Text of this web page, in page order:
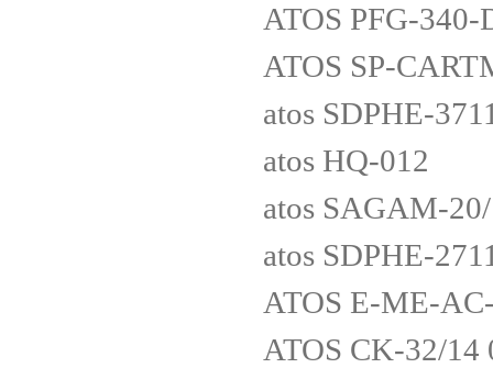
ATOS PFG-340-
ATOS SP-
atos SDPHE-
atos HQ-012
atos SAGAM-
atos SDPHE-
ATOS E-ME-
ATOS CK-32/14